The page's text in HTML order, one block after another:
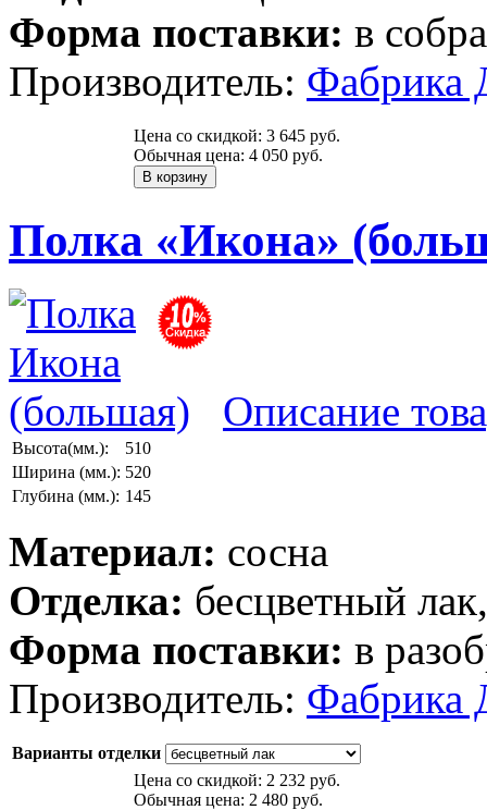
Форма поставки: в
Производитель: Фабрика
Цена со скидкой: 3 645 руб.
Обычная цена: 4 050 руб.
Полка «Икона»
Описание
Высота(мм.):
510
Ширина (мм.): 520
Глубина (мм.): 145
Материал: сосна
Отделка: бесцветный
Форма поставки: в
Производитель: Фабрика
Варианты отделки
Цена со скидкой: 2 232 руб.
Обычная цена: 2 480 руб.